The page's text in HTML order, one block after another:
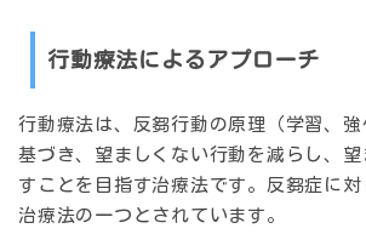
行動療法によるアプローチ
行動療法は、反芻行動の原理（学習、強
基づき、望ましくない行動を減らし、
すことを目指す治療法です。反芻症に対
治療法の一つとされています。